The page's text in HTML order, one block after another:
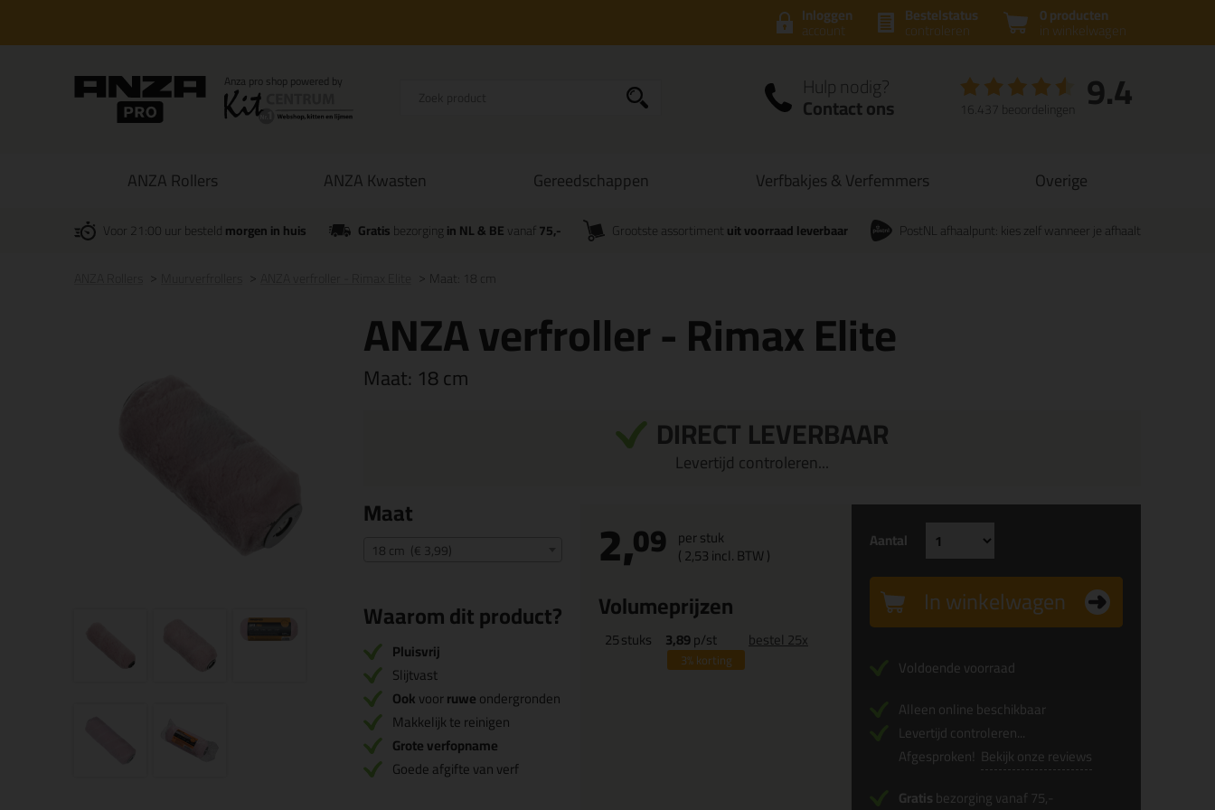
0 producten
in winkelwagen
Bestelstatus
controleren
Inloggen
account
Hulp nodig?
Contact ons 9.4
16.437 beoordelingen
ANZA Rollers ANZA Kwasten Gereedschappen Verfbakjes & Verfemmers Overige
Voor 21:00 uur besteldmorgen in huis Gratisbezorgingin NL & BEvanaf 75,- Grootste assortiment uit voorraad leverbaar PostNL afhaalpunt: kies zelf wanneer je afhaalt
Maat: 18 cm
ANZA verfroller - Rimax Elite
Maat: 18 cm
DIRECT LEVERBAAR
Levertijd controleren...
Maat
18 cm (€ 3,99)
Waarom dit product?
Pluisvrij
Slijtvast
Ookvoorruweondergronden
Makkelijk te reinigen
Grote verfopname
Goede afgifte van verf
2,09 per stuk
(2,53incl. BTW )
Volumeprijzen
25stuks 3,89p/st
3%korting
bestel 25x
Aantal
In winkelwagen
Voldoende voorraad
Alleen online beschikbaar
Levertijd controleren...
Afgesproken! Bekijk onze reviews
Gratisbezorging vanaf 75,-